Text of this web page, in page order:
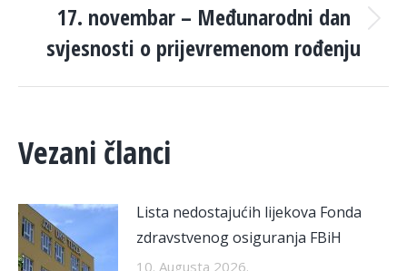
Next
post:
17. novembar – Međunarodni dan
svjesnosti o prijevremenom rođenju
Vezani članci
Lista nedostajućih lijekova Fonda
zdravstvenog osiguranja FBiH
10. Augusta 2026.